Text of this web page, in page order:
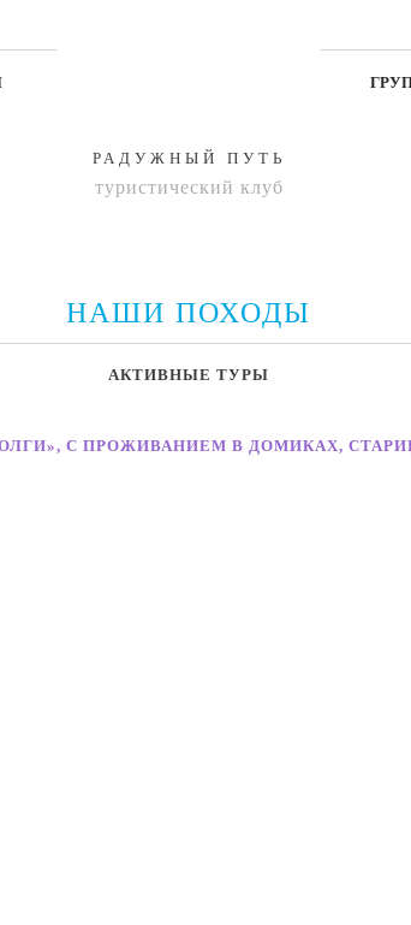
РАДУЖНЫЙ ПУТЬ
туристический клуб
НАШИ ПОХОДЫ
АКТИВНЫЕ ТУРЫ
С ПРОЖИВАНИЕМ В ДОМИКАХ,